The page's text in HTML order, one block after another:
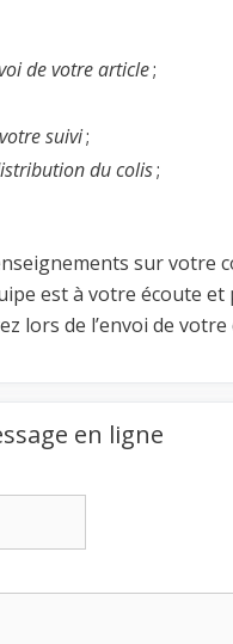
de votre article;
suivi;
du colis;
sur votre
est à votre écoute
lors de l’envoi de votre
en ligne